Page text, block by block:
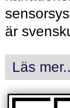
är
Läs